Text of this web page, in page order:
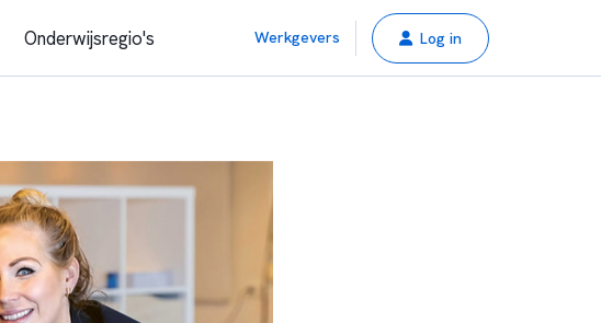
Onderwijsregio's Werkgevers Log in